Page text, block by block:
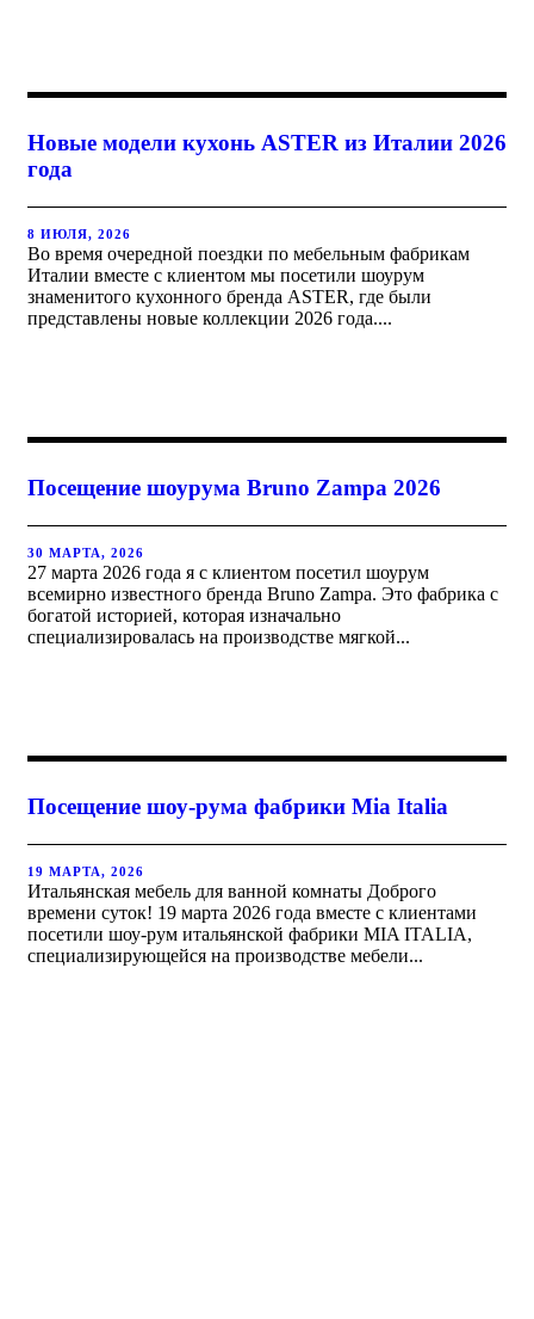
Новые модели кухонь ASTER из Италии 2026
года
8 ИЮЛЯ, 2026
Во время очередной поездки по мебельным фабрикам
Италии вместе с клиентом мы посетили шоурум
знаменитого кухонного бренда ASTER, где были
представлены новые коллекции 2026 года....
Посещение шоурума Bruno Zampa 2026
30 МАРТА, 2026
27 марта 2026 года я с клиентом посетил шоурум
всемирно известного бренда Bruno Zampa. Это фабрика с
богатой историей, которая изначально
специализировалась на производстве мягкой...
Посещение шоу-рума фабрики Mia Italia
19 МАРТА, 2026
Итальянская мебель для ванной комнаты Доброго
времени суток! 19 марта 2026 года вместе с клиентами
посетили шоу-рум итальянской фабрики MIA ITALIA,
специализирующейся на производстве мебели...